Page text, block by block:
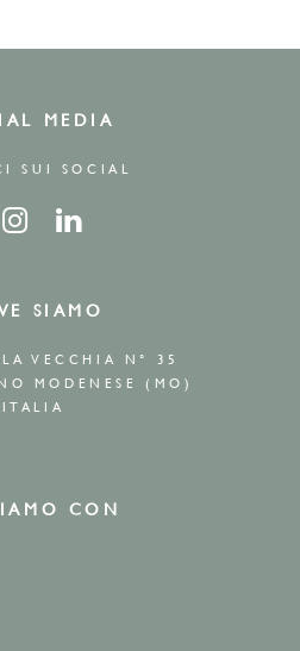
MEDIA
SUI SOCIAL
SIAMO
VECCHIA N° 35
MODENESE (MO)
ITALIA
CON